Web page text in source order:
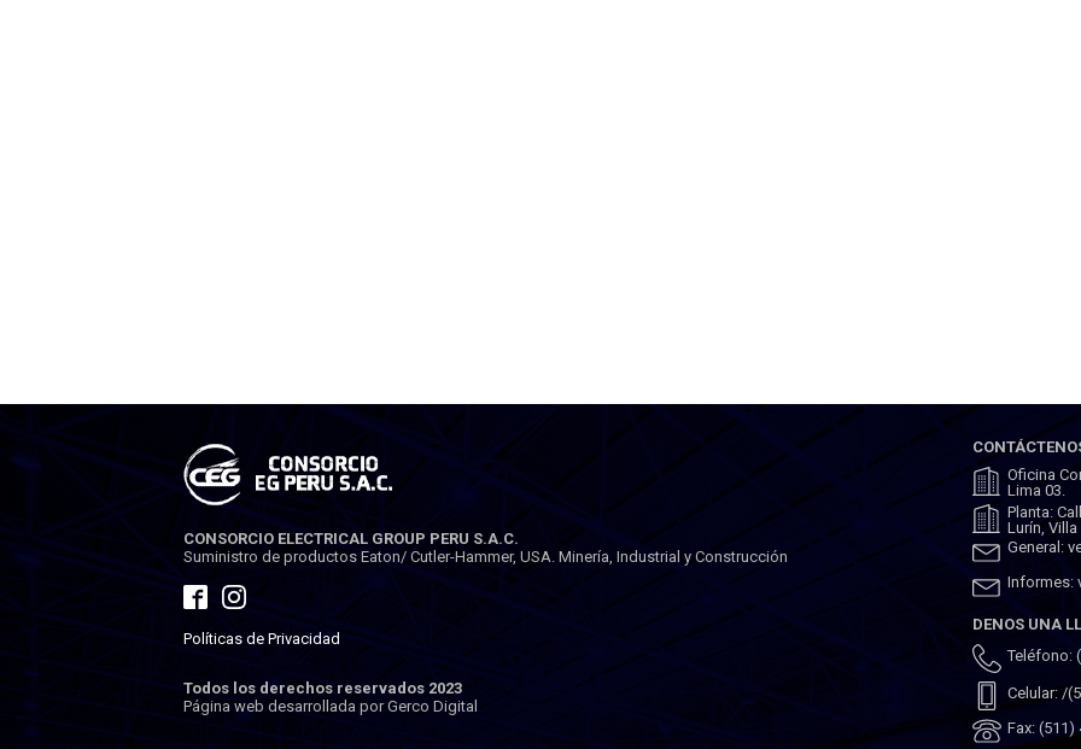
CONSORCIO ELECTRICAL GROUP PERU S.A.C.
Suministro de productos Eaton/ Cutler-Hammer, USA. Minería, Industrial y Construcción
Políticas de Privacidad
Todos los derechos reservados 2023
Página web desarrollada por Gerco Digital
Oficina
Lima 03.
Planta:
Lurín,
General:
Informes:
DENOS UNA
Teléfono:
Celular: /
Fax: (511)